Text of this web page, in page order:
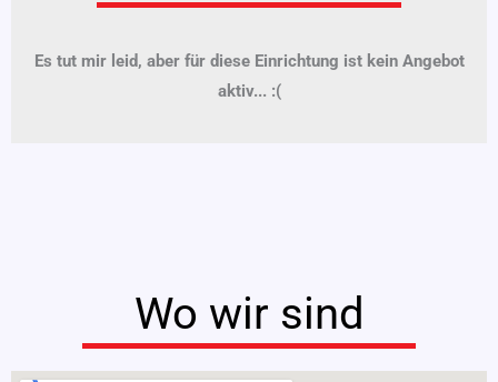
Es tut mir leid, aber für diese Einrichtung ist kein Angebot
aktiv... :(
Wo wir sind